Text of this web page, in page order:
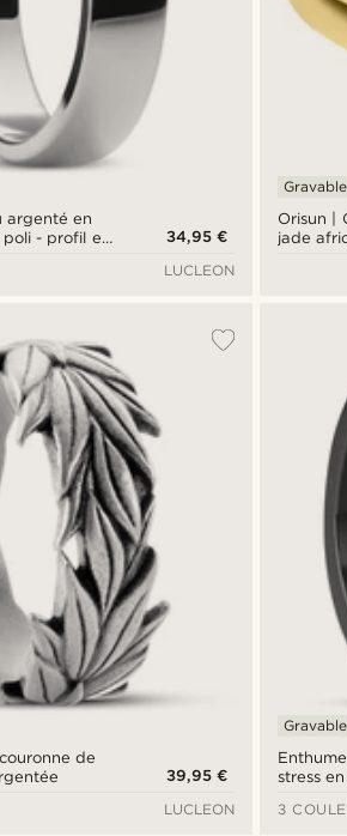
argenté en
- profil en
34,95 €
LUCLEON
Orisun |
jade
Gravable
de
39,95 €
LUCLEON
stress
Gravable
3